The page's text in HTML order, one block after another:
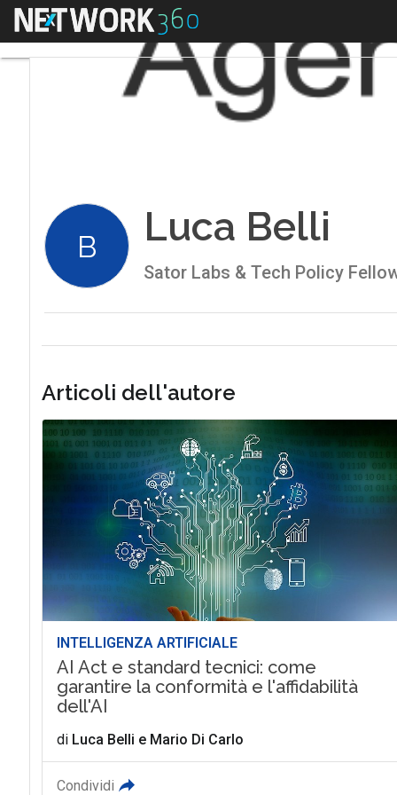
Menu
B Luca Belli
Sator Labs & Tech Policy
Articoli dell'autore
INTELLIGENZA ARTIFICIALE
AI Act e standard tecnici: come
garantire la conformità e l'affidabilità
dell'AI
di Luca Belli e Mario Di Carlo
Condividi